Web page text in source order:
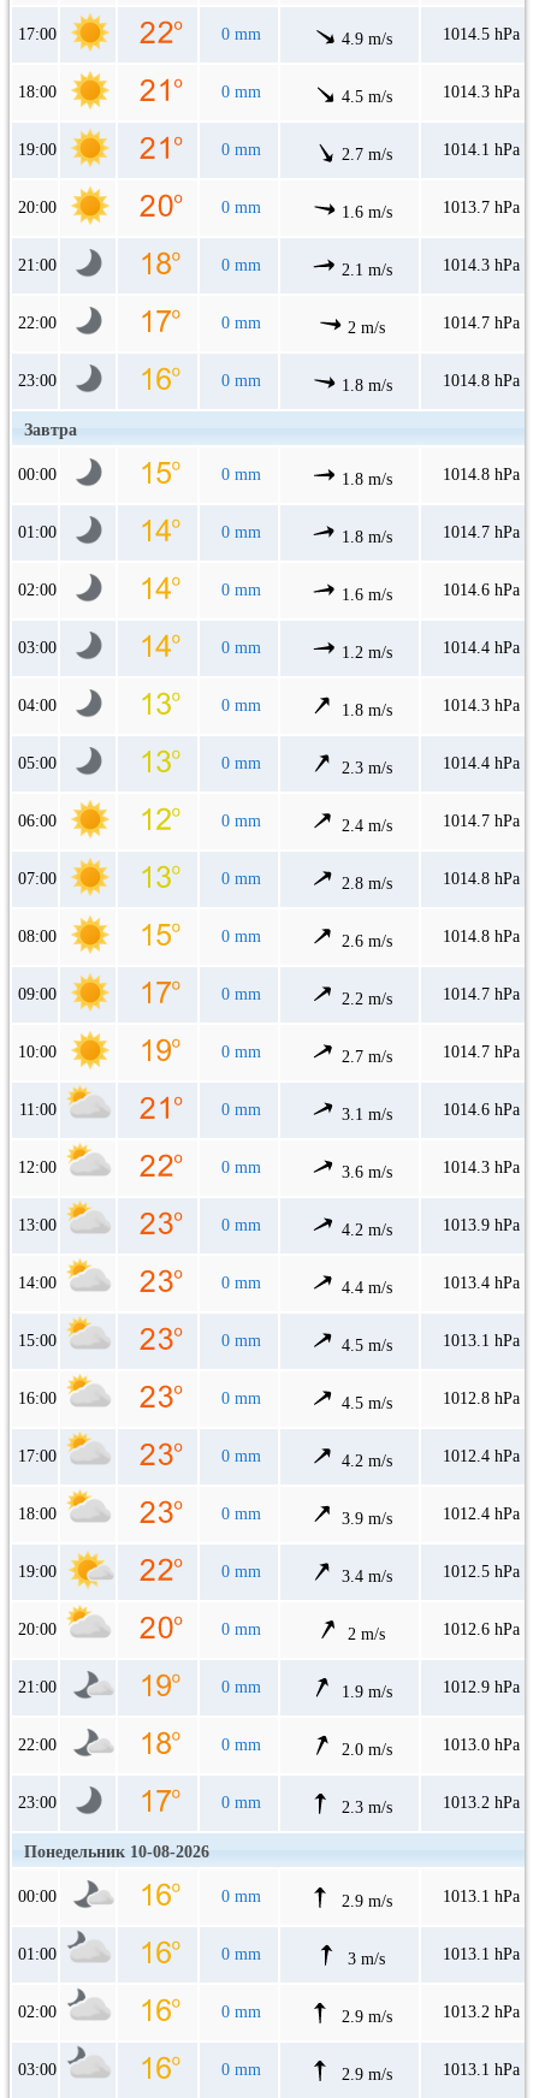
17:00 0 mm 4.9 m/s 1014.5 hPa
18:00 0 mm 4.5 m/s 1014.3 hPa
19:00 0 mm 2.7 m/s 1014.1 hPa
20:00 0 mm 1.6 m/s 1013.7 hPa
21:00 0 mm 2.1 m/s 1014.3 hPa
22:00 0 mm 2 m/s 1014.7 hPa
23:00 0 mm 1.8 m/s 1014.8 hPa
Завтра
00:00 0 mm 1.8 m/s 1014.8 hPa
01:00 0 mm 1.8 m/s 1014.7 hPa
02:00 0 mm 1.6 m/s 1014.6 hPa
03:00 0 mm 1.2 m/s 1014.4 hPa
04:00 0 mm 1.8 m/s 1014.3 hPa
05:00 0 mm 2.3 m/s 1014.4 hPa
06:00 0 mm 2.4 m/s 1014.7 hPa
07:00 0 mm 2.8 m/s 1014.8 hPa
08:00 0 mm 2.6 m/s 1014.8 hPa
09:00 0 mm 2.2 m/s 1014.7 hPa
10:00 0 mm 2.7 m/s 1014.7 hPa
11:00 0 mm 3.1 m/s 1014.6 hPa
12:00 0 mm 3.6 m/s 1014.3 hPa
13:00 0 mm 4.2 m/s 1013.9 hPa
14:00 0 mm 4.4 m/s 1013.4 hPa
15:00 0 mm 4.5 m/s 1013.1 hPa
16:00 0 mm 4.5 m/s 1012.8 hPa
17:00 0 mm 4.2 m/s 1012.4 hPa
18:00 0 mm 3.9 m/s 1012.4 hPa
19:00 0 mm 3.4 m/s 1012.5 hPa
20:00 0 mm 2 m/s 1012.6 hPa
21:00 0 mm 1.9 m/s 1012.9 hPa
22:00 0 mm 2.0 m/s 1013.0 hPa
23:00 0 mm 2.3 m/s 1013.2 hPa
Понедельник 10-08-2026
00:00 0 mm 2.9 m/s 1013.1 hPa
01:00 0 mm 3 m/s 1013.1 hPa
02:00 0 mm 2.9 m/s 1013.2 hPa
03:00 0 mm 2.9 m/s 1013.1 hPa